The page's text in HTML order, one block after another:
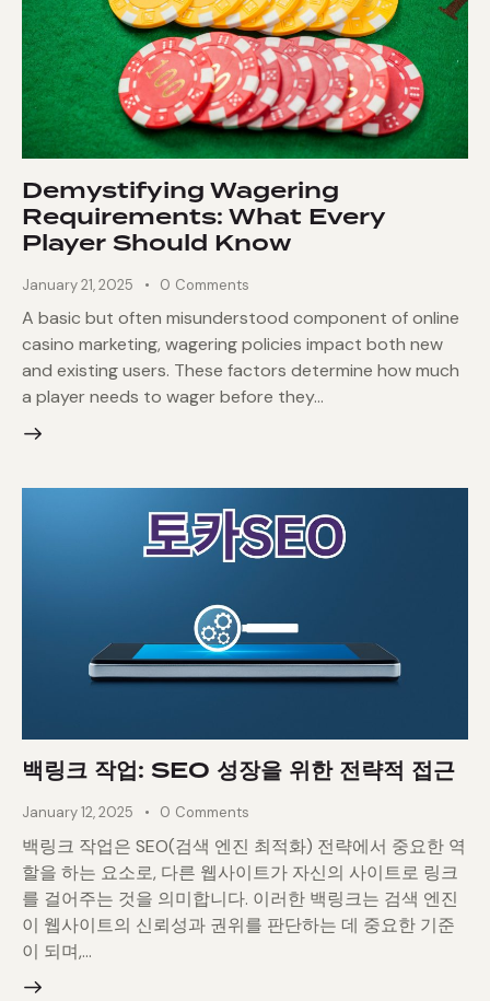
Demystifying Wagering
Requirements: What Every
Player Should Know
January 21, 2025 0 Comments
A basic but often misunderstood component of online
casino marketing, wagering policies impact both new
and existing users. These factors determine how much
a player needs to wager before they…
백링크 작업: SEO 성장을 위한 전략적 접근
January 12, 2025 0 Comments
백링크 작업은 SEO(검색 엔진 최적화) 전략에서 중요한 역
할을 하는 요소로, 다른 웹사이트가 자신의 사이트로 링크
를 걸어주는 것을 의미합니다. 이러한 백링크는 검색 엔진
이 웹사이트의 신뢰성과 권위를 판단하는 데 중요한 기준
이 되며,…